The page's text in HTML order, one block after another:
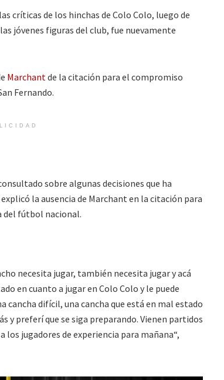
críticas de los hinchas de Colo Colo, luego de
jóvenes figuras del club, fue nuevamente
Marchantde la citación para el compromiso
Fernando.
sobre algunas decisiones que ha
la ausencia de Marchant en la citación para
del fútbol nacional.
necesita jugar, también necesita jugar y acá
en cuanto a jugar en Colo Colo y le puede
cancha difícil, una cancha que está en mal estado
y preferí que se siga preparando. Vienen partidos
jugadores de experiencia para mañana“,